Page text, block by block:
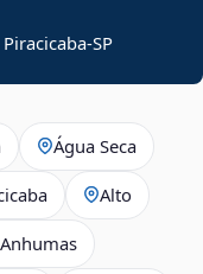
Piracicaba-SP
Água Seca
Alto
Anhumas